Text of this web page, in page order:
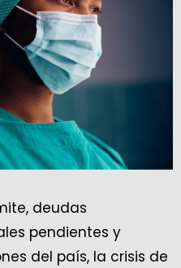
deudas
pendientes y
del país, la crisis de